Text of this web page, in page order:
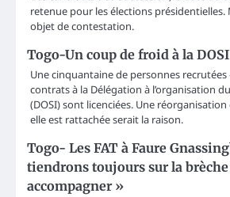
retenue pour les élections présidentielles.
objet de contestation.
Togo-Un coup de froid à la DOSI
Une cinquantaine de personnes recrutées
contrats à la Délégation à l’organisation
(DOSI) sont licenciées. Une
elle est rattachée serait la raison.
Togo- Les FAT à Faure
tiendrons toujours sur la
accompagner »